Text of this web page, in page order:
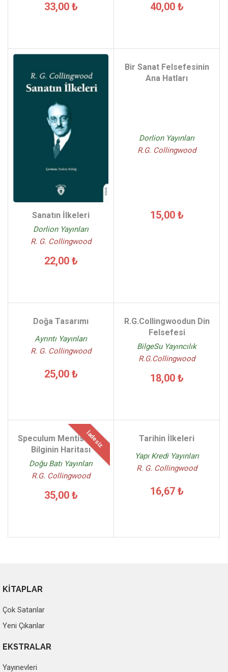
33,00 ₺ 40,00 ₺
Sanatın İlkeleri
Dorlion Yayınları
R. G. Collingwood
22,00 ₺
Bir Sanat Felsefesinin
Ana Hatları
Dorlion Yayınları
R.G. Collingwood
15,00 ₺
Doğa Tasarımı
Ayrıntı Yayınları
R. G. Collingwood
25,00 ₺
R.G.Collingwoodun Din
Felsefesi
BilgeSu Yayıncılık
R.G.Collingwood
18,00 ₺
İadesiz
Speculum Mentis Yada
Bilginin Haritası
Doğu Batı Yayınları
R.G. Collingwood
35,00 ₺
Tarihin İlkeleri
Yapı Kredi Yayınları
R. G. Collingwood
16,67 ₺
KİTAPLAR
Çok Satanlar
Yeni Çıkanlar
EKSTRALAR
Yayınevleri